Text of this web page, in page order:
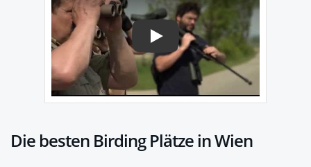
Play
Die besten Birding Plätze in Wien